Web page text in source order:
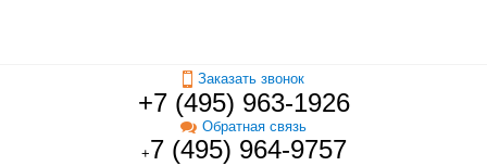
Заказать звонок
+7 (495) 963-1926
Обратная связь
+7 (495) 964-9757